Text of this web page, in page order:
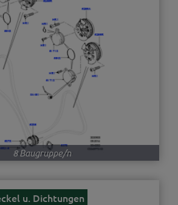
8 Baugruppe/n
u. Dichtungen